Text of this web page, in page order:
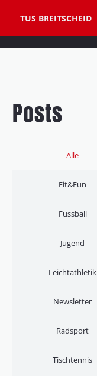
TUS BREITSCHEID
Posts
Alle
Fit&Fun
Fussball
Jugend
Leichtathletik
Newsletter
Radsport
Tischtennis